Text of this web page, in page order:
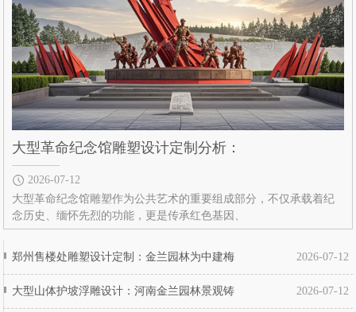
大型革命纪念馆雕塑设计定制分析：
2026-07-12
大型革命纪念馆雕塑作为公共艺术的重要组成部分，不仅承载着纪
念历史、缅怀先烈的功能，更是传承红色基因、
郑州售楼处雕塑设计定制：金兰园林为中建梅 2026-07-12
大型山体护坡浮雕设计：河南金兰园林景观铸 2026-07-12